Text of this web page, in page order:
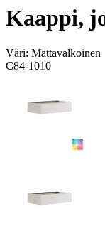
Kaappi,
Väri: Mattavalkoinen
C84-1010